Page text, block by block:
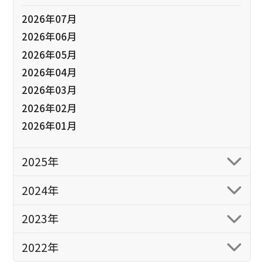
2026年07月
2026年06月
2026年05月
2026年04月
2026年03月
2026年02月
2026年01月
2025年
2024年
2023年
2022年